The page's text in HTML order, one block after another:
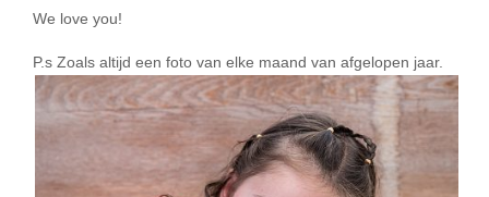
We love you!
P.s Zoals altijd een foto van elke maand van afgelopen jaar.